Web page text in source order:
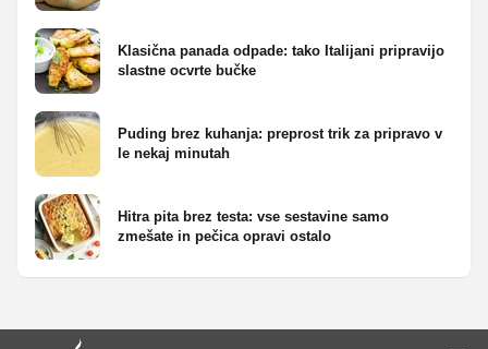
Klasična panada odpade: tako Italijani pripravijo
slastne ocvrte bučke
Puding brez kuhanja: preprost trik za pripravo v
le nekaj minutah
Hitra pita brez testa: vse sestavine samo
zmešate in pečica opravi ostalo